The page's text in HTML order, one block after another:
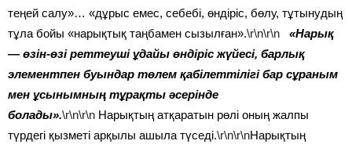
теңей салу»… «дұрыс емес, себебі, өндіріс, бөлу, тұтынудың
тұла бойы «нарықтық таңбамен сызылған».\r\n\r\n «Нарық
— өзін-өзі реттеуші ұдайы өндіріс жүйесі, барлық
элементпен буындар төлем қабілеттілігі бар сұраным
мен ұсынымның тұрақты әсерінде
болады».\r\n\r\n Нарықтың атқаратын рөлі оның жалпы
түрдегі қызметі арқылы ашыла түседі.\r\n\r\nНарықтың